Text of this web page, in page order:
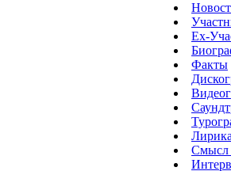
Ex-
Факты
Смысл